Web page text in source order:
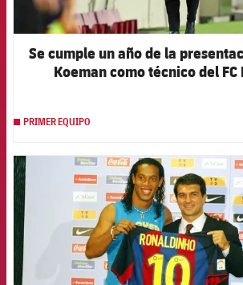
Se cumple un año de la
Koeman como técnico del
PRIMER EQUIPO
FCB